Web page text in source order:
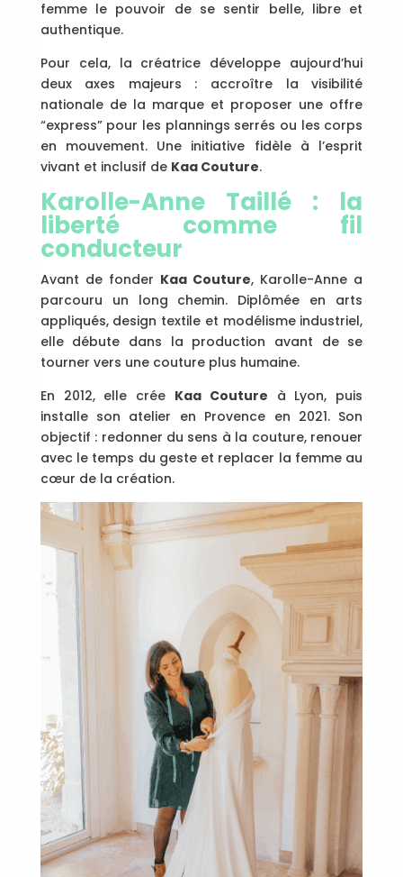
femme le pouvoir de se sentir belle, libre et
authentique.
Pour cela, la créatrice développe aujourd’hui
deux axes majeurs : accroître la visibilité
nationale de la marque et proposer une offre
“express” pour les plannings serrés ou les corps
en mouvement. Une initiative fidèle à l’esprit
vivant et inclusif de Kaa Couture.
Karolle-Anne Taillé : la
liberté comme fil
conducteur
Avant de fonder Kaa Couture, Karolle-Anne a
parcouru un long chemin. Diplômée en arts
appliqués, design textile et modélisme industriel,
elle débute dans la production avant de se
tourner vers une couture plus humaine.
En 2012, elle crée Kaa Couture à Lyon, puis
installe son atelier en Provence en 2021. Son
objectif : redonner du sens à la couture, renouer
avec le temps du geste et replacer la femme au
cœur de la création.